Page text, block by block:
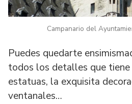
Campanario del
Puedes quedarte
todos los detalles que
estatuas, la exquisita
ventanales…